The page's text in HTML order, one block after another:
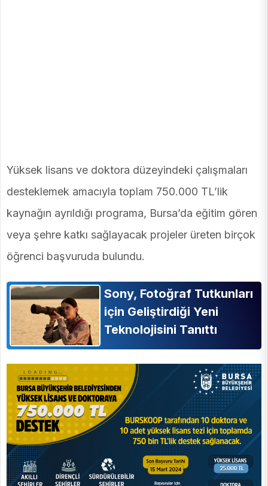
Yüksek lisans ve doktora düzeyindeki çalışmaları
desteklemek amacıyla toplam 750.000 TL’lik
kaynağın ayrıldığı programa, Bursa’da eğitim gören
veya şehre katkı sağlayacak projeler üreten birçok
öğrenci başvuruda bulundu.
Sony, Fotoğraf Tutkunları
için Geliştirdiği Yeni
Teknolojisini Tanıttı